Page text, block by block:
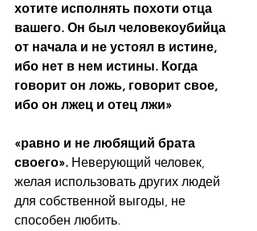
хотите исполнять похоти отца
вашего. Он был человекоубийца
от начала и не устоял в истине,
ибо нет в нем истины. Когда
говорит он ложь, говорит свое,
ибо он лжец и отец лжи»
«равно и не любящий брата
своего». Неверующий человек,
желая использовать других людей
для собственной выгоды, не
способен любить.